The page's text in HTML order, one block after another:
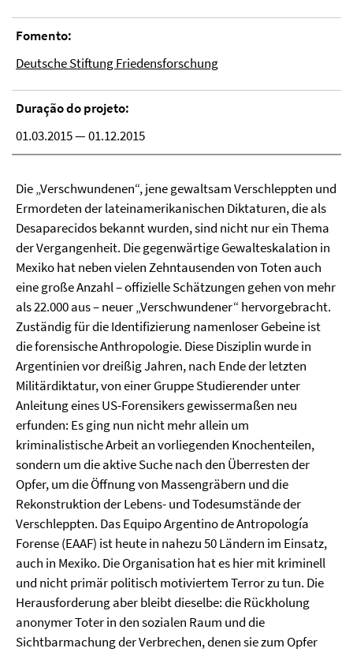
Fomento:
Deutsche Stiftung Friedensforschung
Duração do projeto:
01.03.2015 — 01.12.2015
Die „Verschwundenen“, jene gewaltsam Verschleppten und
Ermordeten der lateinamerikanischen Diktaturen, die als
Desaparecidos bekannt wurden, sind nicht nur ein Thema
der Vergangenheit. Die gegenwärtige Gewalteskalation in
Mexiko hat neben vielen Zehntausenden von Toten auch
eine große Anzahl – offizielle Schätzungen gehen von mehr
als 22.000 aus – neuer „Verschwundener“ hervorgebracht.
Zuständig für die Identifizierung namenloser Gebeine ist
die forensische Anthropologie. Diese Disziplin wurde in
Argentinien vor dreißig Jahren, nach Ende der letzten
Militärdiktatur, von einer Gruppe Studierender unter
Anleitung eines US-Forensikers gewissermaßen neu
erfunden: Es ging nun nicht mehr allein um
kriminalistische Arbeit an vorliegenden Knochenteilen,
sondern um die aktive Suche nach den Überresten der
Opfer, um die Öffnung von Massengräbern und die
Rekonstruktion der Lebens- und Todesumstände der
Verschleppten. Das Equipo Argentino de Antropología
Forense (EAAF) ist heute in nahezu 50 Ländern im Einsatz,
auch in Mexiko. Die Organisation hat es hier mit kriminell
und nicht primär politisch motiviertem Terror zu tun. Die
Herausforderung aber bleibt dieselbe: die Rückholung
anonymer Toter in den sozialen Raum und die
Sichtbarmachung der Verbrechen, denen sie zum Opfer